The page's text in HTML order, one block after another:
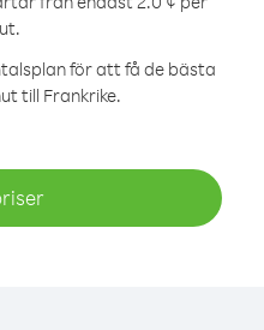
för att få de bästa
till Frankrike.